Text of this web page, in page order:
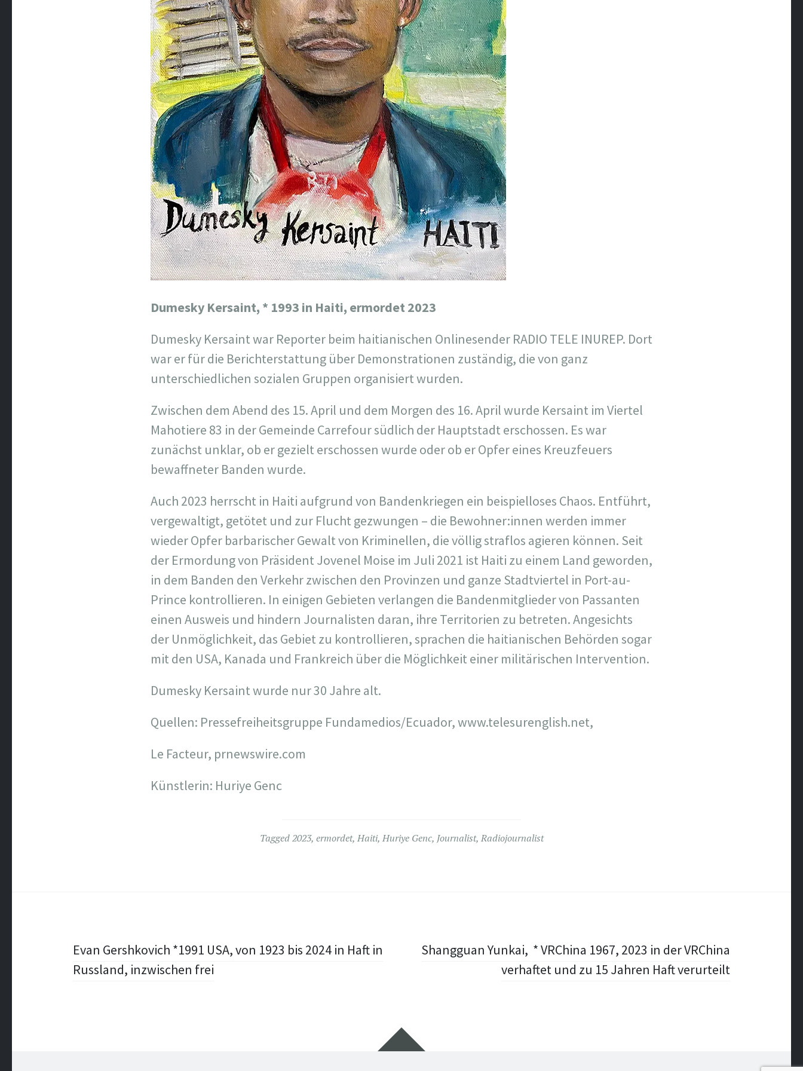
Dumesky Kersaint, * 1993 in Haiti, ermordet 2023
Dumesky Kersaint war Reporter beim haitianischen Onlinesender RADIO TELE INUREP. Dort
war er für die Berichterstattung über Demonstrationen zuständig, die von ganz
unterschiedlichen sozialen Gruppen organisiert wurden.
Zwischen dem Abend des 15. April und dem Morgen des 16. April wurde Kersaint im Viertel
Mahotiere 83 in der Gemeinde Carrefour südlich der Hauptstadt erschossen. Es war
zunächst unklar, ob er gezielt erschossen wurde oder ob er Opfer eines Kreuzfeuers
bewaffneter Banden wurde.
Auch 2023 herrscht in Haiti aufgrund von Bandenkriegen ein beispielloses Chaos. Entführt,
vergewaltigt, getötet und zur Flucht gezwungen – die Bewohner:innen werden immer
wieder Opfer barbarischer Gewalt von Kriminellen, die völlig straflos agieren können. Seit
der Ermordung von Präsident Jovenel Moise im Juli 2021 ist Haiti zu einem Land geworden,
in dem Banden den Verkehr zwischen den Provinzen und ganze Stadtviertel in Port-au-
Prince kontrollieren. In einigen Gebieten verlangen die Bandenmitglieder von Passanten
einen Ausweis und hindern Journalisten daran, ihre Territorien zu betreten. Angesichts
der Unmöglichkeit, das Gebiet zu kontrollieren, sprachen die haitianischen Behörden sogar
mit den USA, Kanada und Frankreich über die Möglichkeit einer militärischen Intervention.
Dumesky Kersaint wurde nur 30 Jahre alt.
Quellen: Pressefreiheitsgruppe Fundamedios/Ecuador,www.telesurenglish.net,
Le Facteur, prnewswire.com
Künstlerin: Huriye Genc
Tagged2023, ermordet, Haiti, Huriye Genc, Journalist, Radiojournalist
Post
navigation
Evan Gershkovich *1991 USA, von 1923 bis 2024 in Haft in
Russland, inzwischen frei
Shangguan Yunkai, * VRChina 1967, 2023 in der VRChina
verhaftet und zu 15 Jahren Haft verurteilt
Widgets